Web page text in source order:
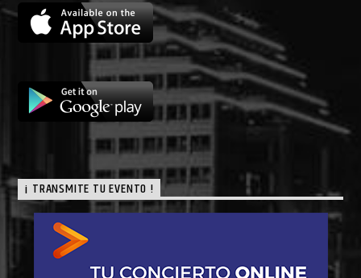
¡ TRANSMITE TU EVENTO !